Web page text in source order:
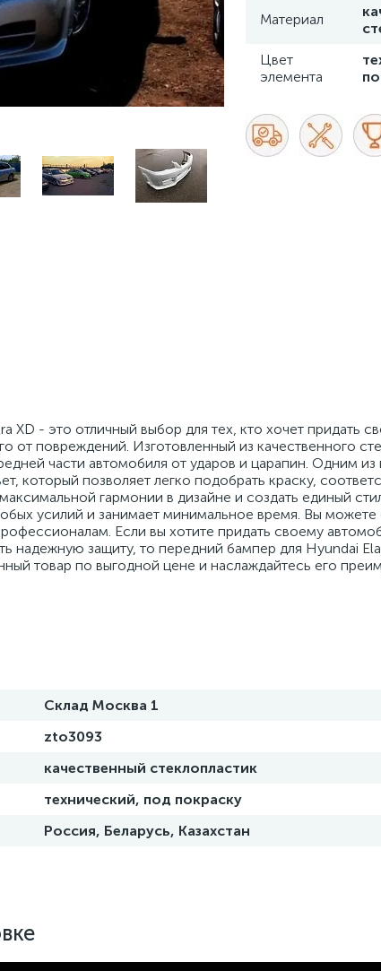
Материал
Цвет
элемента
XD - это отличный выбор для тех, кто хочет придать
от повреждений. Изготовленный из качественного
части автомобиля от ударов и царапин. Одним из
который позволяет легко подобрать краску,
гармонии в дизайне и создать единый
усилий и занимает минимальное время. Вы можете
Если вы хотите придать своему
надежную защиту, то передний бампер для Hyundai
товар по выгодной цене и наслаждайтесь его
Склад Москва 1
zto3093
качественный стеклопластик
технический, под покраску
Россия, Беларусь, Казахстан